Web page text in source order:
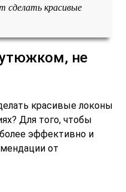
сделать красивые
не
красивые локоны
Для того, чтобы
эффективно и
от